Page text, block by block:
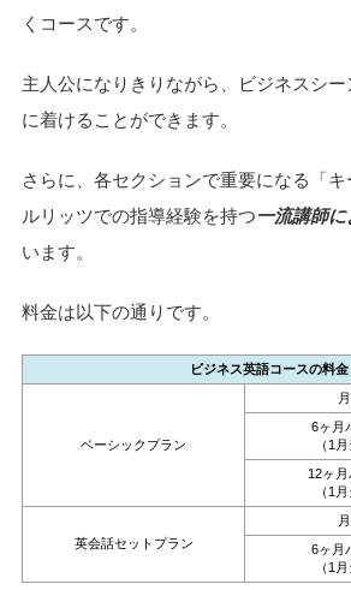
くコースです。
主人公になりきりながら、ビジネスシ
に着けることができます。
さらに、各セクションで重要になる「
ルリッツでの指導経験を持つ一流講師
います。
料金は以下の通りです。
ビジネス英語コースの料金
ベーシックプラン
6ヶ月
（1
12ヶ
（1
英会話セットプラン
6ヶ月
（1